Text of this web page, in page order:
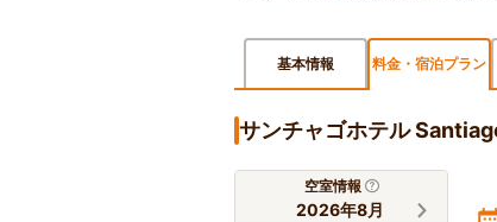
基本情報 料金・宿泊プラン
サンチャゴホテル
空室情報
2026年8月